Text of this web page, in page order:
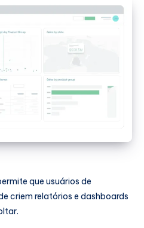
que usuários de
criem relatórios e dashboards